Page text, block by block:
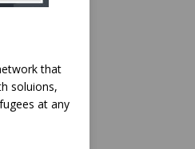
that
soluions,
at any